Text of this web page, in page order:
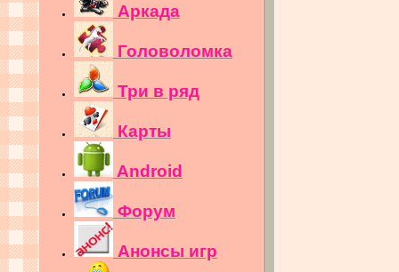
Аркада
Головоломка
Три в ряд
Карты
Android
Форум
Анонсы игр